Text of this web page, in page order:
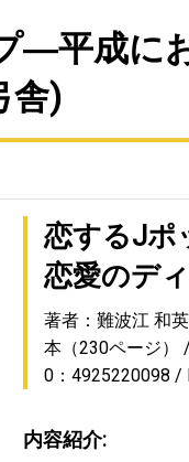
―平成に
舎)
恋するJ
恋愛のデ
著者：難波江 和英
本（230ページ）
0：4925220098
内容紹介: